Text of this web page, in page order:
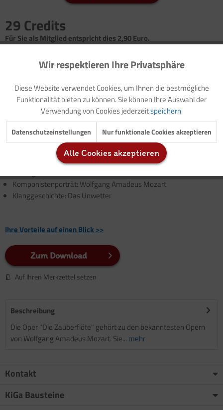
29 Credits
Für Sie als Mitglied entspricht dies 2,90 Euro.
Seitenanzahl
Vorwort: Thematische Einführung (mit Modellzielen und Buch-
Lied: Der Vogelfänger bin ich ja
(mit Audiodatei)
Instrumenteninformation: Die Panflöte
Kopiervorlage: Kleine Tonleiter(mit Audiodatei)
Bewegungsspiel: Die Vögel
Komponistenporträt: Wolfgang Amadeus Mozart
Klanggeschichte: Das Unwetter
Ihre Vorteile auf einen Blick >>
Zum Download
Auf Ihren Merkzettel setzen
Beschreibung
Die Oper "Die Zauberflöte" gehört zu den bekanntesten Opern
von Wolfgang Amadeus Mozart. Sie... mehr
Kontakt
KiGa Bausteine
Funktionale Aktiv
Marketing Inaktiv
Tracking Inaktiv
Inaktiv
Wir respektieren Ihre Privatsphäre
Diese Website verwendet Cookies, um Ihnen die bestmögliche
Funktionalität bieten zu können. Sie können Ihre Auswahl der
Verwendung von Cookies jederzeitspeichern.
Datenschutzeinstellungen Nur funktionale Cookies akzeptieren
Alle Cookies akzeptieren